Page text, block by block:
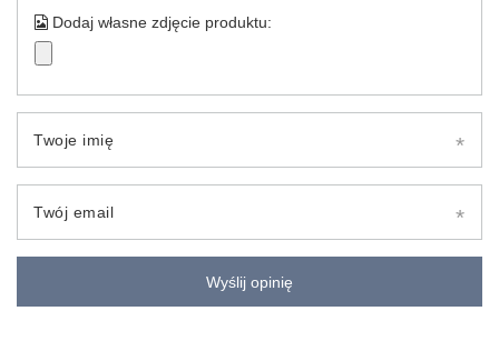
Dodaj własne zdjęcie produktu:
Twoje imię
Twój email
Wyślij opinię